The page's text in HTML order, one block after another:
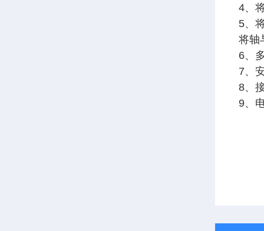
4、
5、
将轴
6、
7、
8、
9、